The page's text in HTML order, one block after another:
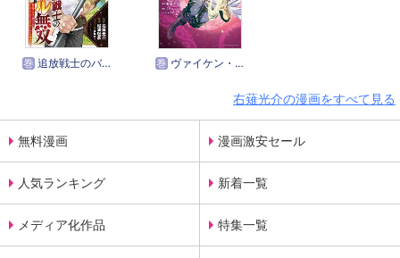
巻 追放戦士のバール無双”SIMPLE殴打2000”～狂化スキルで成り上がるバールのバールによるバールのための英雄譚～ モバMAN DIGITAL COMICS 巻 ヴァイケン・オルドの錬金研究室～目覚めたら五百年後だったんだけど、錬金術が廃れてました。再興目指して古巣でお仕事はじめます～
右薙光介の漫画をすべて見る
無料漫画 漫画激安セール
人気ランキング 新着一覧
メディア化作品 特集一覧